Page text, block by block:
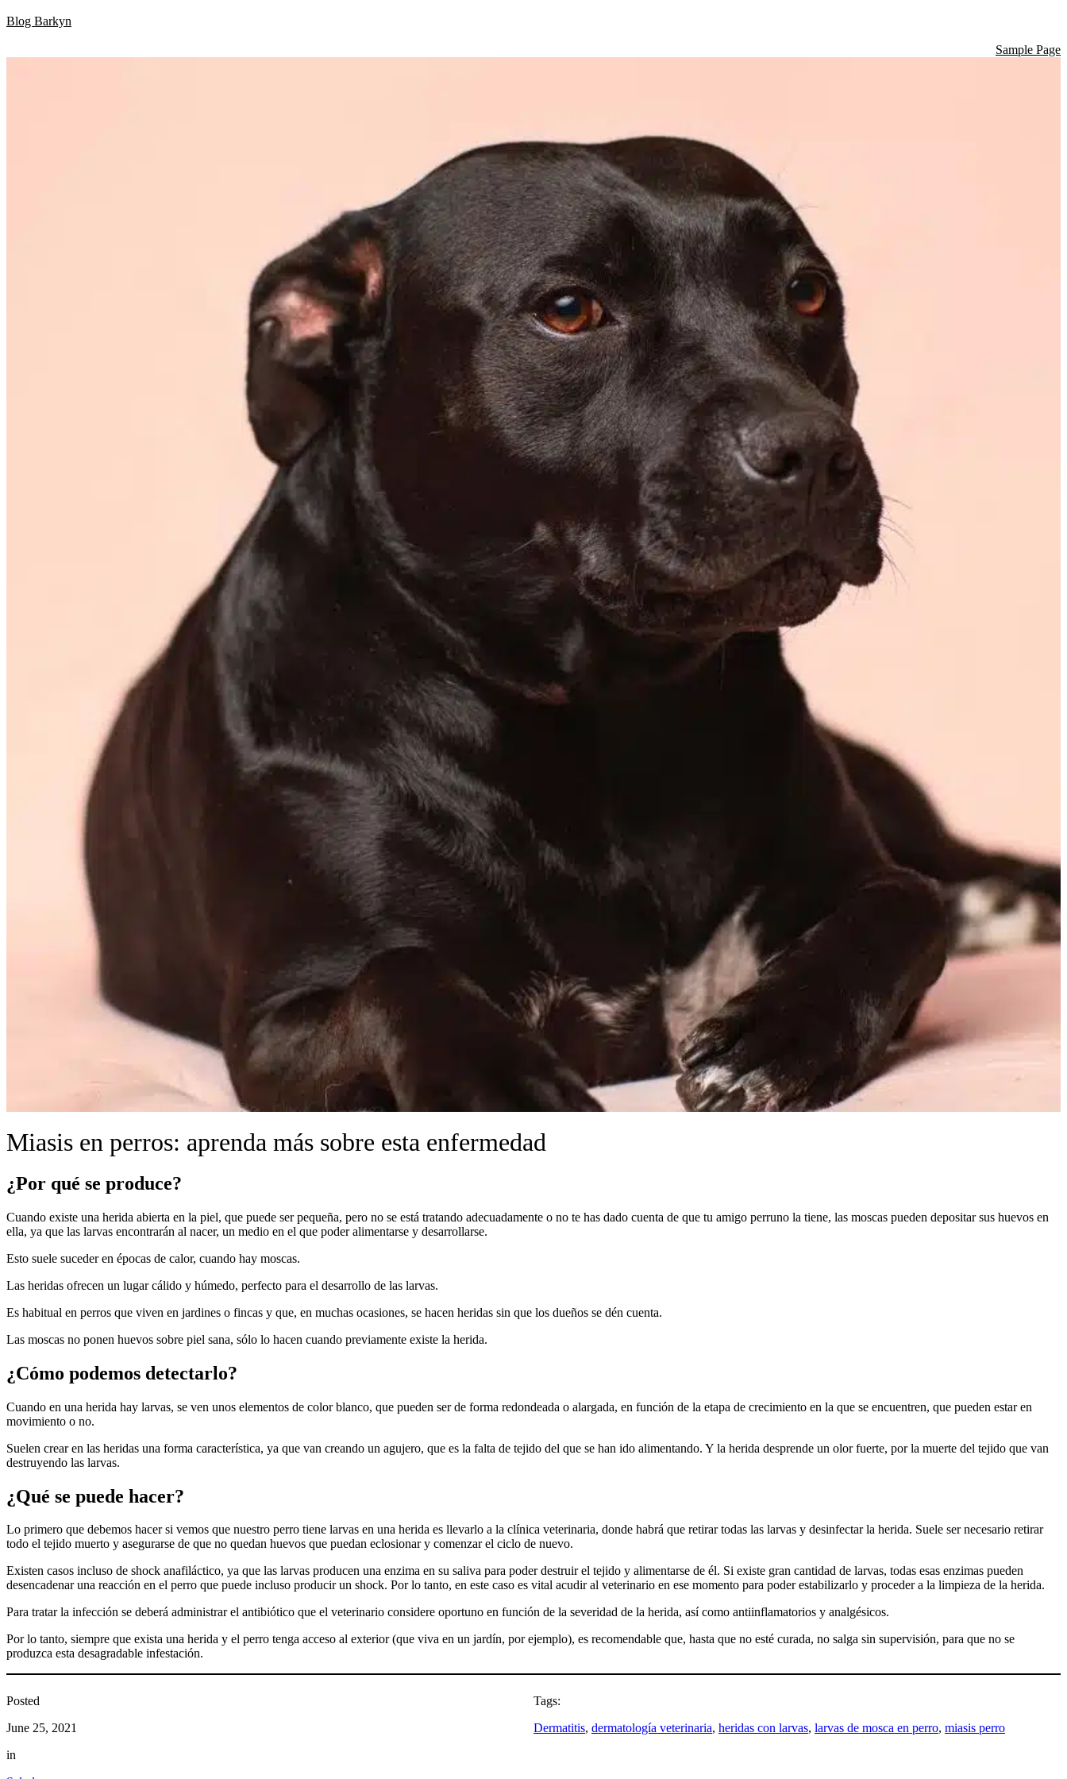
Skip
Blog Barkyn
Sample Page
Miasis en perros: aprenda más sobre esta enfermedad
¿Por qué se produce?
Cuando existe una herida abierta en la piel, que puede ser pequeña, pero no se está tratando adecuadamente o no te has dado cuenta de que tu amigo perruno la tiene, las moscas pueden depositar sus huevos en
ella, ya que las larvas encontrarán al nacer, un medio en el que poder alimentarse y desarrollarse.
Esto suele suceder en épocas de calor, cuando hay moscas.
Las heridas ofrecen un lugar cálido y húmedo, perfecto para el desarrollo de las larvas.
Es habitual en perros que viven en jardines o fincas y que, en muchas ocasiones, se hacen heridas sin que los dueños se dén cuenta.
Las moscas no ponen huevos sobre piel sana, sólo lo hacen cuando previamente existe la herida.
¿Cómo podemos detectarlo?
Cuando en una herida hay larvas, se ven unos elementos de color blanco, que pueden ser de forma redondeada o alargada, en función de la etapa de crecimiento en la que se encuentren, que pueden estar en
movimiento o no.
Suelen crear en las heridas una forma característica, ya que van creando un agujero, que es la falta de tejido del que se han ido alimentando. Y la herida desprende un olor fuerte, por la muerte del tejido que van
destruyendo las larvas.
¿Qué se puede hacer?
Lo primero que debemos hacer si vemos que nuestro perro tiene larvas en una herida es llevarlo a la clínica veterinaria, donde habrá que retirar todas las larvas y desinfectar la herida. Suele ser necesario retirar
todo el tejido muerto y asegurarse de que no quedan huevos que puedan eclosionar y comenzar el ciclo de nuevo.
Existen casos incluso de shock anafiláctico, ya que las larvas producen una enzima en su saliva para poder destruir el tejido y alimentarse de él. Si existe gran cantidad de larvas, todas esas enzimas pueden
desencadenar una reacción en el perro que puede incluso producir un shock. Por lo tanto, en este caso es vital acudir al veterinario en ese momento para poder estabilizarlo y proceder a la limpieza de la herida.
Para tratar la infección se deberá administrar el antibiótico que el veterinario considere oportuno en función de la severidad de la herida, así como antiinflamatorios y analgésicos.
Por lo tanto, siempre que exista una herida y el perro tenga acceso al exterior (que viva en un jardín, por ejemplo), es recomendable que, hasta que no esté curada, no salga sin supervisión, para que no se
produzca esta desagradable infestación.
Posted
June 25, 2021
in
Tags:
Dermatitis, dermatología veterinaria, heridas con larvas, larvas de mosca en perro, miasis perro